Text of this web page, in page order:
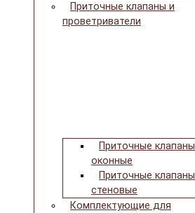
Приточные клапаны и
проветриватели
Приточные клапаны
оконные
Приточные клапаны
стеновые
Комплектующие для